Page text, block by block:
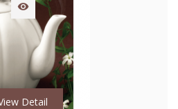

Detail